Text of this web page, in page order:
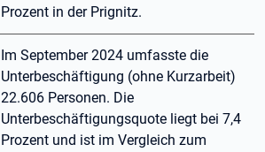
Prozent in der Prignitz.
Im September 2024 umfasste die
Unterbeschäftigung (ohne Kurzarbeit)
22.606 Personen. Die
Unterbeschäftigungsquote liegt bei 7,4
Prozent und ist im Vergleich zum